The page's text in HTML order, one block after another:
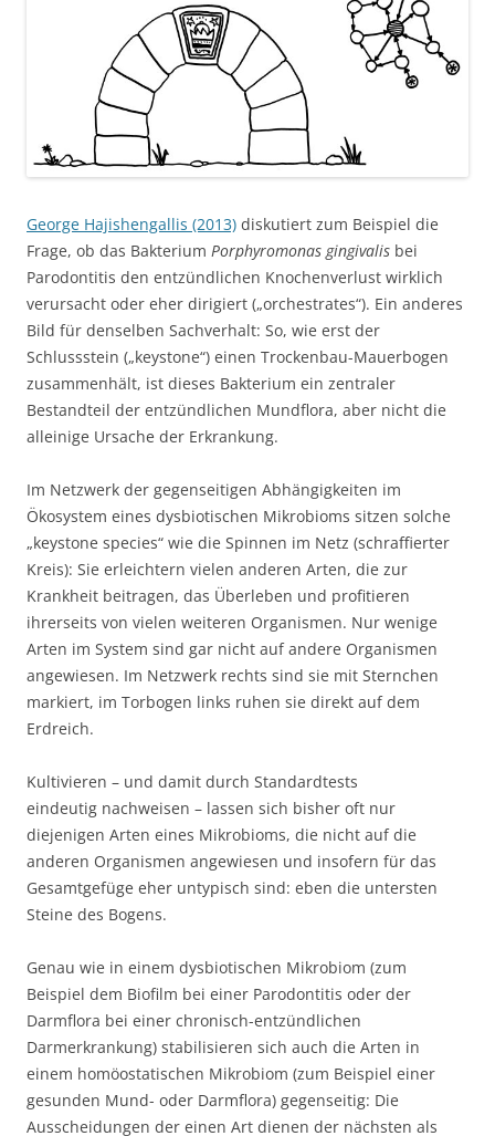
George Hajishengallis (2013) diskutiert zum Beispiel die
Frage, ob das Bakterium Porphyromonas gingivalis bei
Parodontitis den entzündlichen Knochenverlust wirklich
verursacht oder eher dirigiert („orchestrates“). Ein anderes
Bild für denselben Sachverhalt: So, wie erst der
Schlussstein („keystone“) einen Trockenbau-Mauerbogen
zusammenhält, ist dieses Bakterium ein zentraler
Bestandteil der entzündlichen Mundflora, aber nicht die
alleinige Ursache der Erkrankung.
Im Netzwerk der gegenseitigen Abhängigkeiten im
Ökosystem eines dysbiotischen Mikrobioms sitzen solche
„keystone species“ wie die Spinnen im Netz (schraffierter
Kreis): Sie erleichtern vielen anderen Arten, die zur
Krankheit beitragen, das Überleben und profitieren
ihrerseits von vielen weiteren Organismen. Nur wenige
Arten im System sind gar nicht auf andere Organismen
angewiesen. Im Netzwerk rechts sind sie mit Sternchen
markiert, im Torbogen links ruhen sie direkt auf dem
Erdreich.
Kultivieren – und damit durch Standardtests
eindeutig nachweisen – lassen sich bisher oft nur
diejenigen Arten eines Mikrobioms, die nicht auf die
anderen Organismen angewiesen und insofern für das
Gesamtgefüge eher untypisch sind: eben die untersten
Steine des Bogens.
Genau wie in einem dysbiotischen Mikrobiom (zum
Beispiel dem Biofilm bei einer Parodontitis oder der
Darmflora bei einer chronisch-entzündlichen
Darmerkrankung) stabilisieren sich auch die Arten in
einem homöostatischen Mikrobiom (zum Beispiel einer
gesunden Mund- oder Darmflora) gegenseitig: Die
Ausscheidungen der einen Art dienen der nächsten als